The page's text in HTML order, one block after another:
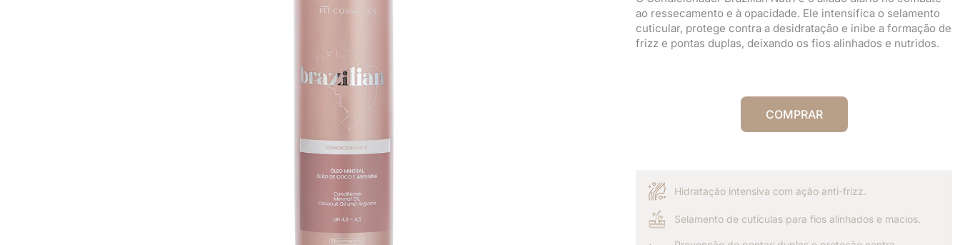
ao ressecamento e à opacidade. Ele intensifica o selamento
cuticular, protege contra a desidratação e inibe a formação de
frizz e pontas duplas, deixando os fios alinhados e nutridos.
COMPRAR
Hidratação intensiva com ação anti-frizz.
Selamento de cutículas para fios alinhados e macios.